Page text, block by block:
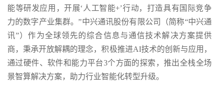
能等研发应用，开展‘人工智能+’行动，打造具有国际竞争
力的数字产业集群。”中兴通讯股份有限公司（简称“中兴通
讯”）作为全球领先的综合信息与通信技术解决方案提供
商，秉承开放解耦的理念，积极推进AI技术的创新与应用，
通过硬件、软件和能力平台3个方面的探索，推出全栈全场
景智算解决方案，助力行业智能化转型升级。